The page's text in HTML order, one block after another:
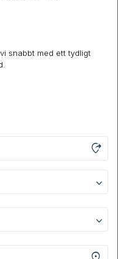
snabbt med ett tydligt
moved_location
keyboard_arrow_down
keyboard_arrow_down